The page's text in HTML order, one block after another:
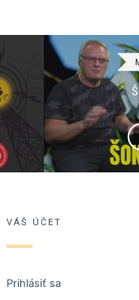
VÁŠ ÚČET
Prihlásiť sa